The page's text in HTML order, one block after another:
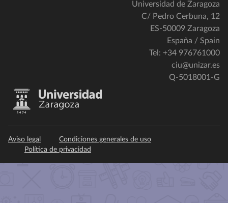
Universidad de Zaragoza
C/ Pedro Cerbuna, 12
ES-50009 Zaragoza
España / Spain
Tel: +34 976761000
ciu@unizar.es
Q-5018001-G
Aviso legal
Condiciones generales de uso
Política de privacidad